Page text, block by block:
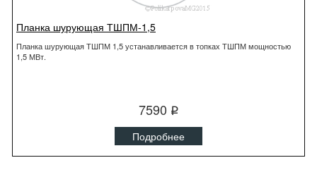
Планка шурующая ТШПМ-1,5
Планка шурующая ТШПМ 1,5 устанавливается в топках ТШПМ мощностью
1,5 МВт.
7590 q
Подробнее